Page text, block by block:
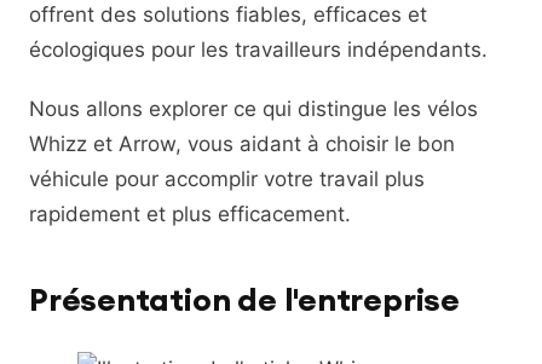
offrent des solutions fiables, efficaces et
écologiques pour les travailleurs indépendants.
Nous allons explorer ce qui distingue les vélos
Whizz et Arrow, vous aidant à choisir le bon
véhicule pour accomplir votre travail plus
rapidement et plus efficacement.
Présentation de l'entreprise